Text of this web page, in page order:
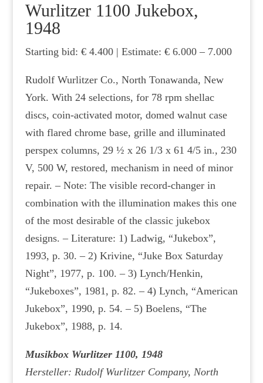
Wurlitzer 1100 Jukebox,
1948
Starting bid: € 4.400 | Estimate: € 6.000 – 7.000
Rudolf Wurlitzer Co., North Tonawanda, New
York. With 24 selections, for 78 rpm shellac
discs, coin-activated motor, domed walnut case
with flared chrome base, grille and illuminated
perspex columns, 29 ½ x 26 1/3 x 61 4/5 in., 230
V, 500 W, restored, mechanism in need of minor
repair. – Note: The visible record-changer in
combination with the illumination makes this one
of the most desirable of the classic jukebox
designs. – Literature: 1) Ladwig, “Jukebox”,
1993, p. 30. – 2) Krivine, “Juke Box Saturday
Night”, 1977, p. 100. – 3) Lynch/Henkin,
“Jukeboxes”, 1981, p. 82. – 4) Lynch, “American
Jukebox”, 1990, p. 54. – 5) Boelens, “The
Jukebox”, 1988, p. 14.
Musikbox Wurlitzer 1100, 1948
Hersteller: Rudolf Wurlitzer Company, North